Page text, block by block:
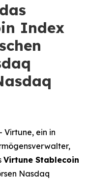
Index
Virtune, ein in
Virtune Stablecoin
Nasdaq